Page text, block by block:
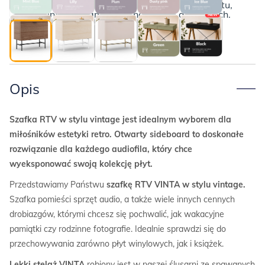
NEW
Poniżej przedstawiamy kompletny opis produktu,
wraz z informacjami o płatnościach i dostawach.
Opis
Szafka RTV w stylu vintage jest idealnym wyborem dla
miłośników estetyki retro. Otwarty sideboard to doskonałe
rozwiązanie dla każdego audiofila, który chce
wyeksponować swoją kolekcję płyt.
Przedstawiamy Państwu szafkę RTV VINTA w stylu vintage.
Szafka pomieści sprzęt audio, a także wiele innych cennych
drobiazgów, którymi chcesz się pochwalić, jak wakacyjne
pamiątki czy rodzinne fotografie. Idealnie sprawdzi się do
przechowywania zarówno płyt winylowych, jak i książek.